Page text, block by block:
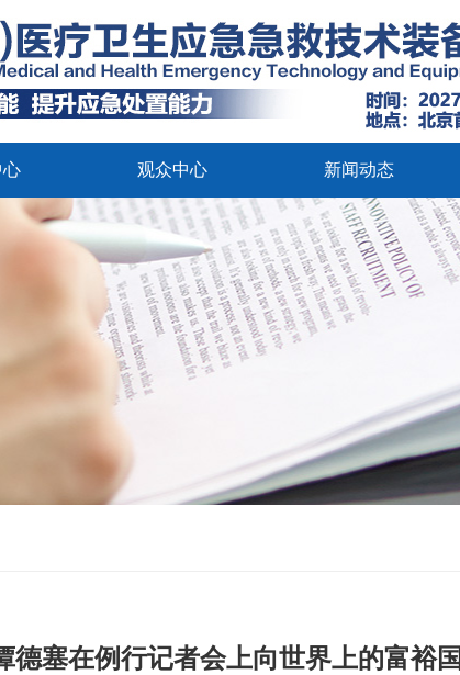
心 观众中心 新闻动态
德塞在例行记者会上向世界上的富裕